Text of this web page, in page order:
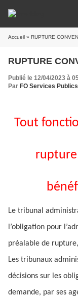
Accueil » RUPTURE
RUPTURE
Publié le 12/04/2023 à
Par FO Services
Tout
Le tribunal
l’obligation pour
préalable de
Les tribunaux
décisions sur les
demande, par ses